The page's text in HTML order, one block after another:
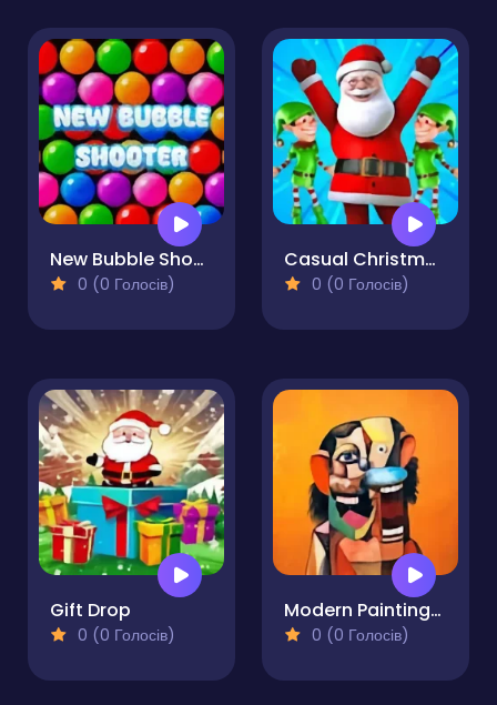
New Bubble Shooter
0 (0 Голосів)
Casual Christmas Santa Game
0 (0 Голосів)
Gift Drop
0 (0 Голосів)
Modern Paintings. Gallery of Art
0 (0 Голосів)